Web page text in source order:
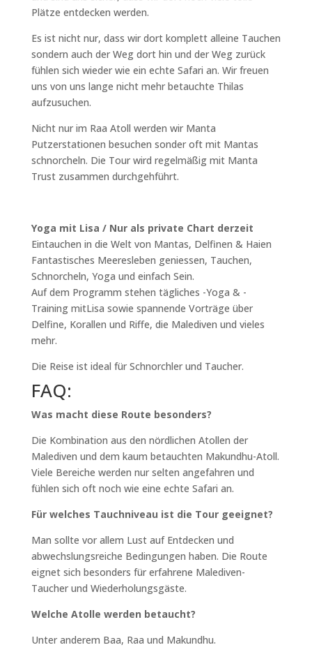
Plätze entdecken werden.
Es ist nicht nur, dass wir dort komplett alleine Tauchen
sondern auch der Weg dort hin und der Weg zurück
fühlen sich wieder wie ein echte Safari an. Wir freuen
uns von uns lange nicht mehr betauchte Thilas
aufzusuchen.
Nicht nur im Raa Atoll werden wir Manta
Putzerstationen besuchen sonder oft mit Mantas
schnorcheln. Die Tour wird regelmäßig mit Manta
Trust zusammen durchgehführt.
Yoga mit Lisa / Nur als private Chart derzeit
Eintauchen in die Welt von Mantas, Delfinen & Haien
Fantastisches Meeresleben geniessen, Tauchen,
Schnorcheln, Yoga und einfach Sein.
Auf dem Programm stehen tägliches -Yoga & -
Training mitLisa sowie spannende Vorträge über
Delfine, Korallen und Riffe, die Malediven und vieles
mehr.
Die Reise ist ideal für Schnorchler und Taucher.
FAQ:
Was macht diese Route besonders?
Die Kombination aus den nördlichen Atollen der
Malediven und dem kaum betauchten Makundhu-Atoll.
Viele Bereiche werden nur selten angefahren und
fühlen sich oft noch wie eine echte Safari an.
Für welches Tauchniveau ist die Tour geeignet?
Man sollte vor allem Lust auf Entdecken und
abwechslungsreiche Bedingungen haben. Die Route
eignet sich besonders für erfahrene Malediven-
Taucher und Wiederholungsgäste.
Welche Atolle werden betaucht?
Unter anderem Baa, Raa und Makundhu.